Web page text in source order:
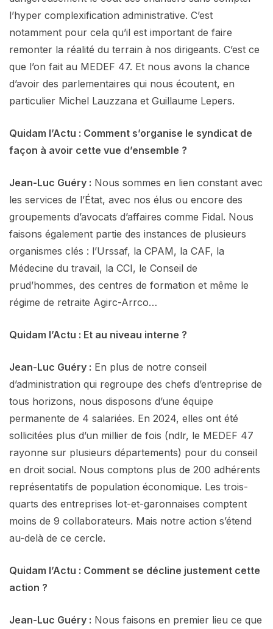
l’hyper complexification administrative. C’est
notamment pour cela qu’il est important de faire
remonter la réalité du terrain à nos dirigeants. C’est ce
que l’on fait au MEDEF 47. Et nous avons la chance
d’avoir des parlementaires qui nous écoutent, en
particulier Michel Lauzzana et Guillaume Lepers.
Quidam l’Actu : Comment s’organise le syndicat de
façon à avoir cette vue d’ensemble ?
Jean-Luc Guéry : Nous sommes en lien constant avec
les services de l’État, avec nos élus ou encore des
groupements d’avocats d’affaires comme Fidal. Nous
faisons également partie des instances de plusieurs
organismes clés : l’Urssaf, la CPAM, la CAF, la
Médecine du travail, la CCI, le Conseil de
prud’hommes, des centres de formation et même le
régime de retraite Agirc-Arrco…
Quidam l’Actu : Et au niveau interne ?
Jean-Luc Guéry : En plus de notre conseil
d’administration qui regroupe des chefs d’entreprise de
tous horizons, nous disposons d’une équipe
permanente de 4 salariées. En 2024, elles ont été
sollicitées plus d’un millier de fois (ndlr, le MEDEF 47
rayonne sur plusieurs départements) pour du conseil
en droit social. Nous comptons plus de 200 adhérents
représentatifs de population économique. Les trois-
quarts des entreprises lot-et-garonnaises comptent
moins de 9 collaborateurs. Mais notre action s’étend
au-delà de ce cercle.
Quidam l’Actu : Comment se décline justement cette
action ?
Jean-Luc Guéry : Nous faisons en premier lieu ce que